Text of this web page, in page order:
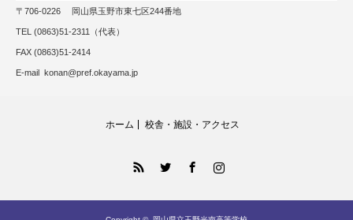
〒706-0226 岡山県玉野市東七区244番地
TEL (0863)51-2311（代表）
FAX (0863)51-2414
E-mail konan@pref.okayama.jp
ホーム 校舎・施設・アクセス
FacebookInstagram